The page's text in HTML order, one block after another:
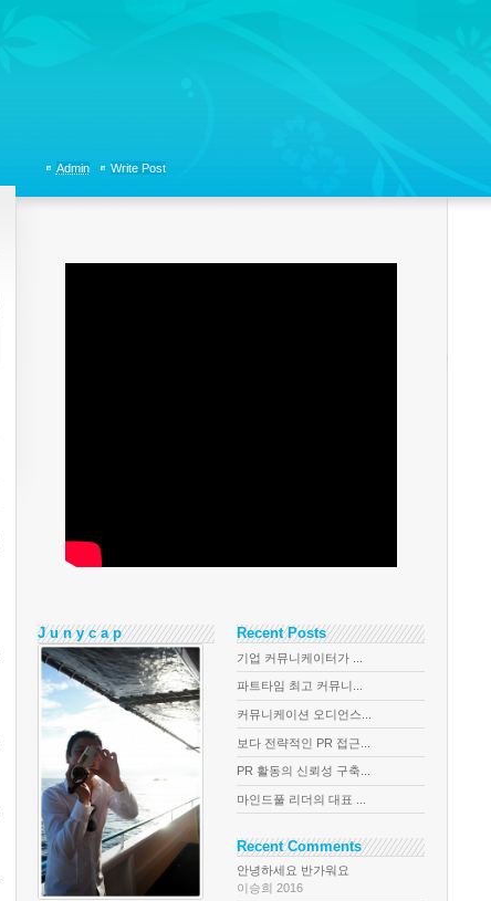
Admin Write Post
J u n y c a p Recent Posts
기업 커뮤니케이터가 ...
파트타임 최고 커뮤니...
커뮤니케이션 오디언스...
보다 전략적인 PR 접근...
PR 활동의 신뢰성 구축...
마인드풀 리더의 대표 ...
Recent Comments
안녕하세요 반가워요
이승희 2016